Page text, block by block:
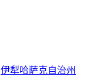
伊犁哈萨克自治州